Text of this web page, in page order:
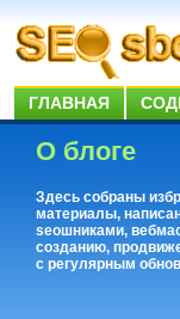
ГЛАВНАЯ
О блоге
Здесь собраны
материалы,
seoшниками,
созданию,
с регулярным